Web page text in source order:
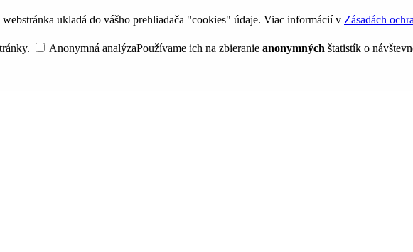
ukladá do vášho prehliadača "cookies" údaje. Viac informácií v Zásadách
Anonymná analýzaPoužívame ich na zbieranie anonymných štatistík o